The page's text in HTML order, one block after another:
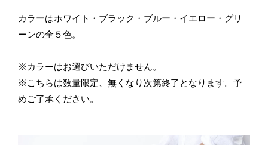
カラーはホワイト・ブラック・ブルー・イエロー・グリ
ーンの全５色。
※カラーはお選びいただけません。
※こちらは数量限定、無くなり次第終了となります。予
めご了承ください。